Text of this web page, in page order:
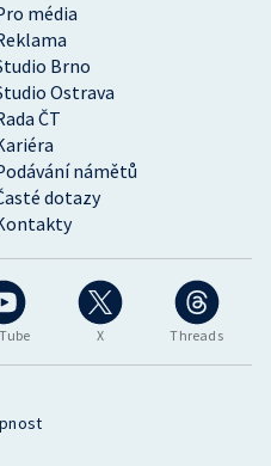
X Threads
média
Brno
Ostrava
ČT
námětů
dotazy